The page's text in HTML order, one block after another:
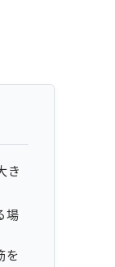
き
場
を